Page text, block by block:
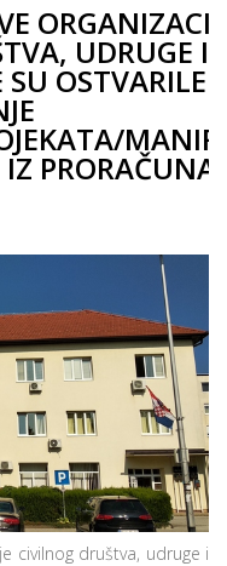
UDRUGE I
SU OSTVARILE
PRORAČUNA
civilnog društva, udruge i